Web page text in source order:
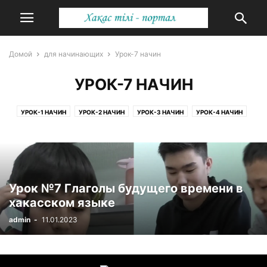
Домой для начинающих Урок-7 начин
УРОК-7 НАЧИН
УРОК-1 НАЧИН УРОК-2 НАЧИН УРОК-3 НАЧИН УРОК-4 НАЧИН
Урок №7 Глаголы будущего времени в
хакасском языке
admin - 11.01.2023